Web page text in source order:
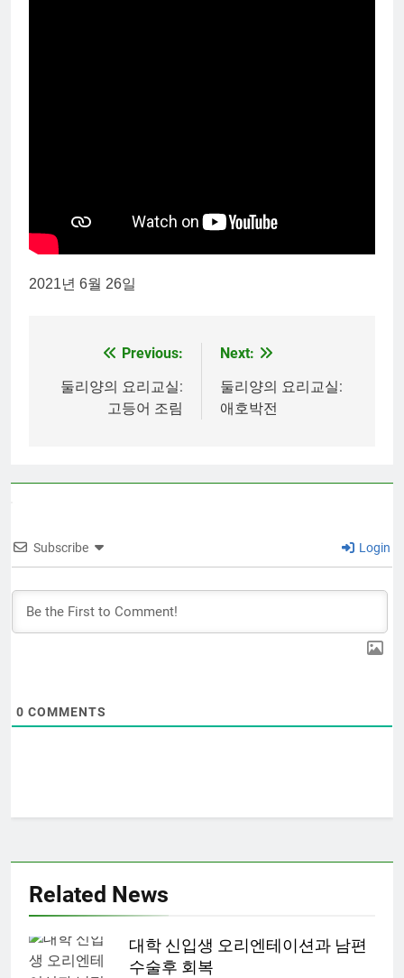
2021년 6월 26일
navigation
Previous:
둘리양의 요리교실:
고등어 조림
Next:
둘리양의 요리교실:
애호박전
Subscribe Login
0 COMMENTS
Related News
대학 신입생 오리엔테이션과 남편
수술후 회복